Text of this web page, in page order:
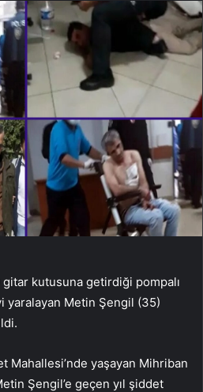
gitar kutusuna getirdiği pompalı
yaralayan Metin Şengil (35)
Mahallesi’nde yaşayan Mihriban
Şengil’e geçen yıl şiddet